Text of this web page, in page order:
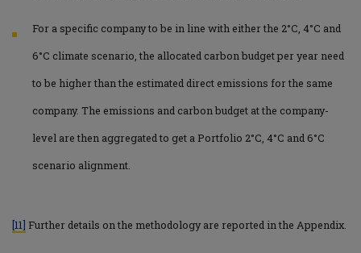
For a specific company to be in line with either the 2°C, 4°C and
6°C climate scenario, the allocated carbon budget per year need
to be higher than the estimated direct emissions for the same
company. The emissions and carbon budget at the company-
level are then aggregated to get a Portfolio 2°C, 4°C and 6°C
scenario alignment.
[11] Further details on the methodology are reported in the Appendix.